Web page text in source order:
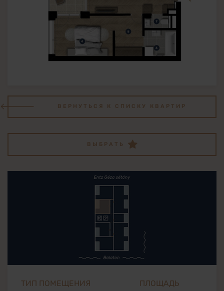
ВЕРНУТЬСЯ К СПИСКУ КВАРТИР
ВЫБРАТЬ
ТИП ПОМЕЩЕНИЯ ПЛОЩАДЬ